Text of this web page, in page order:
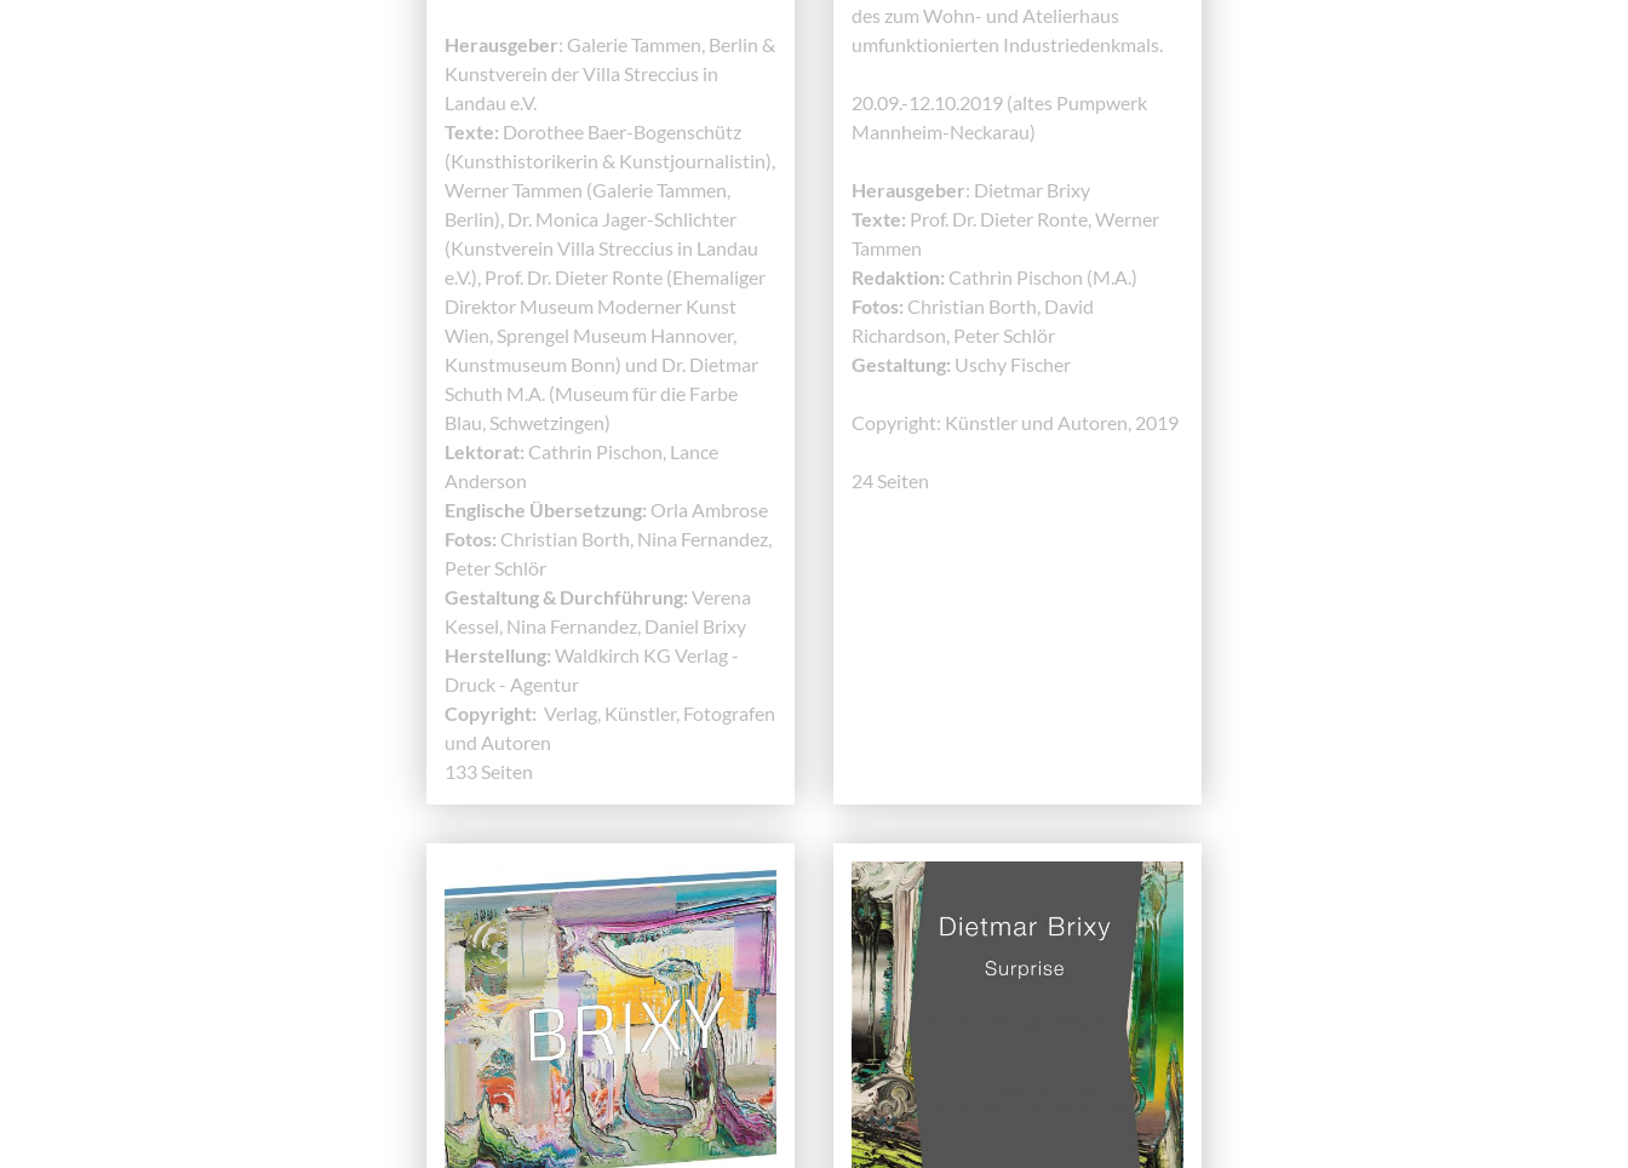
Herausgeber: Galerie Tammen, Berlin &
Kunstverein der Villa Streccius in
Landau e.V.
Texte: Dorothee Baer-Bogenschütz
(Kunsthistorikerin & Kunstjournalistin),
Werner Tammen (Galerie Tammen,
Berlin), Dr. Monica Jager-Schlichter
(Kunstverein Villa Streccius in Landau
e.V.), Prof. Dr. Dieter Ronte (Ehemaliger
Direktor Museum Moderner Kunst
Wien, Sprengel Museum Hannover,
Kunstmuseum Bonn) und Dr. Dietmar
Schuth M.A. (Museum für die Farbe
Blau, Schwetzingen)
Lektorat: Cathrin Pischon, Lance
Anderson
Englische Übersetzung: Orla Ambrose
Fotos: Christian Borth, Nina Fernandez,
Peter Schlör
Gestaltung & Durchführung: Verena
Kessel, Nina Fernandez, Daniel Brixy
Herstellung: Waldkirch KG Verlag -
Druck - Agentur
Copyright: Verlag, Künstler, Fotografen
und Autoren
133 Seiten
des zum Wohn- und Atelierhaus
umfunktionierten Industriedenkmals.
20.09.-12.10.2019 (altes Pumpwerk
Mannheim-Neckarau)
Herausgeber: Dietmar Brixy
Texte: Prof. Dr. Dieter Ronte, Werner
Tammen
Redaktion: Cathrin Pischon (M.A.)
Fotos: Christian Borth, David
Richardson, Peter Schlör
Gestaltung: Uschy Fischer
Copyright: Künstler und Autoren, 2019
24 Seiten